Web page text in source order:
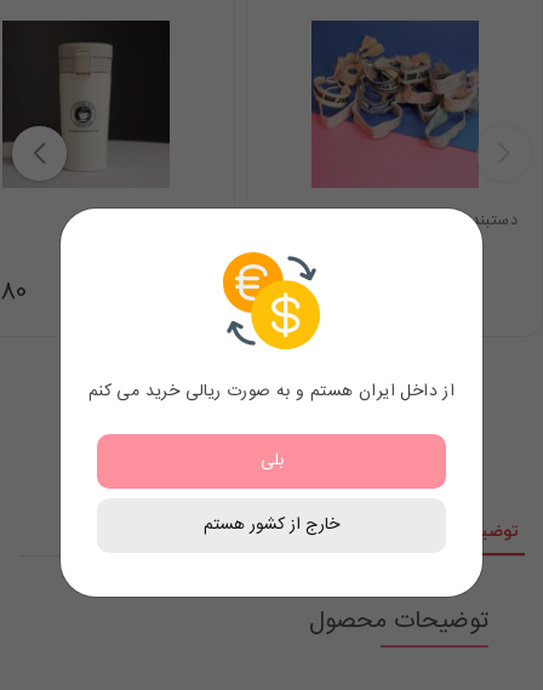
دستبند دیور
$7.98
توضیحات
توضیحات محصول
از داخل ایران هستم و به صورت ریالی خرید می کنم
بلی
خارج از کشور هستم